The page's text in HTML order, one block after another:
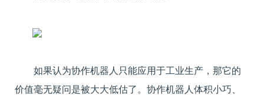
如果认为协作机器人只能应用于工业生产，那它的
价值毫无疑问是被大大低估了。协作机器人体积小巧、